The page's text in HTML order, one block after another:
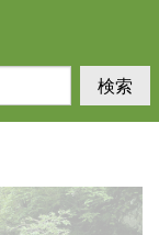
検索